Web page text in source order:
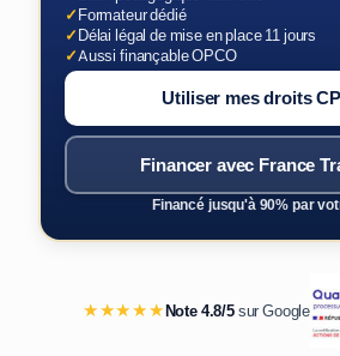
✓Formateur dédié
✓Délai légal de mise en place 11 jours
✓Aussi finançable OPCO
Utiliser mes droits
Financer avec France
Financé jusqu'à 90% par
★★★★★Note 4.8/5sur Google